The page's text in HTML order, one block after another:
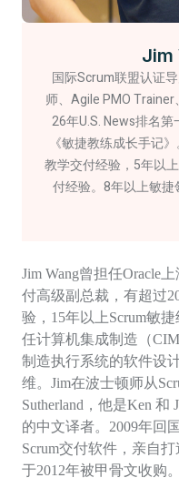
Jim
国际Scrum联盟认证
师、Agile PMO
26年U.S. News排名
《敏捷教练成长手记
教学交付经验，5年以
付经验。8年以上敏
Jim Wang曾担任Oracle
付高级副总裁，有超过
验，15年以上Scrum敏
任计算机集成制造（
制造执行系统的软件设
维。Jim在波士顿师从
Sutherland，他是Ken
的中文译者。2009年回
Scrum交付软件，亲自
于2012年被甲骨文收购。